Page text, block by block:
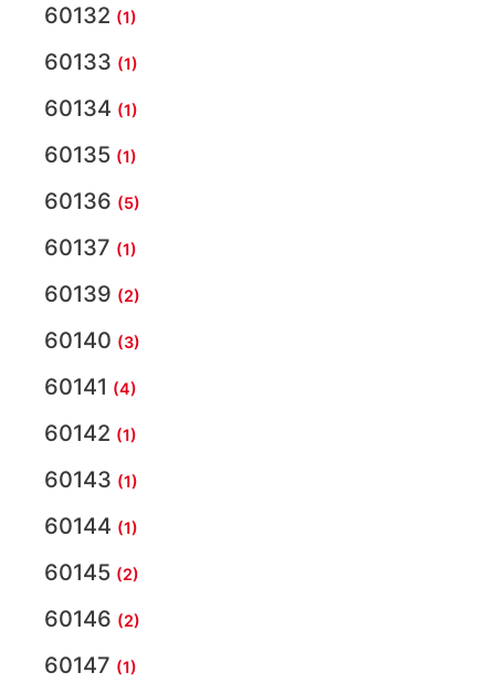
60132 (1)
60133 (1)
60134 (1)
60135 (1)
60136 (5)
60137 (1)
60139 (2)
60140 (3)
60141 (4)
60142 (1)
60143 (1)
60144 (1)
60145 (2)
60146 (2)
60147 (1)